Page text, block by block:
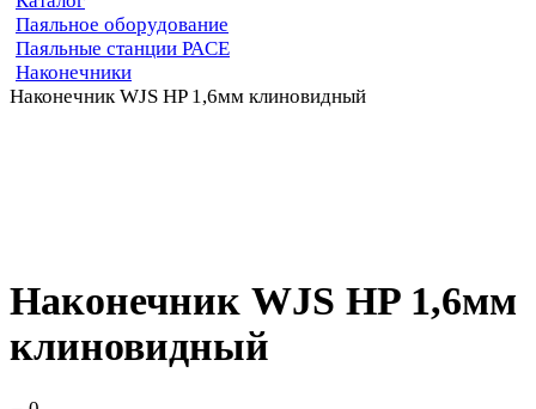
Паяльное оборудование
Паяльные станции PACE
Наконечники
Наконечник WJS HP 1,6мм клиновидный
Наконечник WJS HP 1,6мм
клиновидный